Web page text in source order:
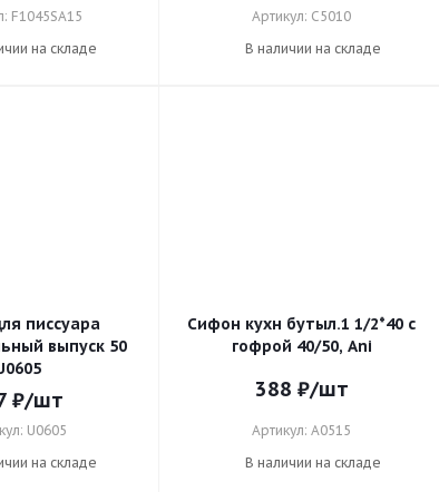
F1045SA15
на складе
Артикул: С5010
В наличии на складе
писсуара
выпуск 50
₽/шт
U0605
на складе
Сифон кухн бутыл.1 1/2*40 с
гофрой 40/50, Ani
388 ₽/шт
Артикул: A0515
В наличии на складе